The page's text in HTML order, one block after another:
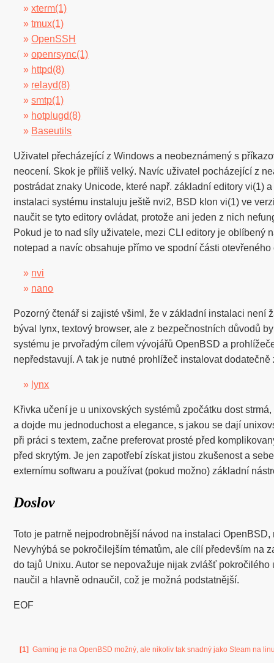
»xterm(1)
»tmux(1)
»OpenSSH
»openrsync(1)
» httpd(8)
» relayd(8)
»smtp(1)
» hotplugd(8)
» Baseutils
Uživatel přecházející z Windows a neobeznámený s
neocení. Skok je příliš velký. Navíc uživatel pocházející z
postrádat znaky Unicode, které např. základní editory vi(1)
instalaci systému instaluju ještě nvi2, BSD klon vi(1) ve
naučit se tyto editory ovládat, protože ani jeden z nich
Pokud je to nad síly uživatele, mezi CLI editory je oblíbený
notepad a navíc obsahuje přímo ve spodní části
» nvi
» nano
Pozorný čtenář si zajisté všiml, že v základní instalaci není
býval lynx, textový browser, ale z bezpečnostních důvodů
systému je prvořadým cílem vývojářů OpenBSD a
nepředstavují. A tak je nutné prohlížeč instalovat
» lynx
Křivka učení je u unixovských systémů zpočátku dost
a dojde mu jednoduchost a elegance, s jakou se dají
při práci s textem, začne preferovat prosté před
před skrytým. Je jen zapotřebí získat jistou zkušenost a
externímu softwaru a používat (pokud možno) základní
Doslov
Toto je patrně nejpodrobnější návod na instalaci
Nevyhýbá se pokročilejším tématům, ale cílí především na
do tajů Unixu. Autor se nepovažuje nijak zvlášť
naučil a hlavně odnaučil, což je možná podstatnější.
EOF
[1] Gaming je na OpenBSD možný, ale nikoliv tak snadný jako Steam na